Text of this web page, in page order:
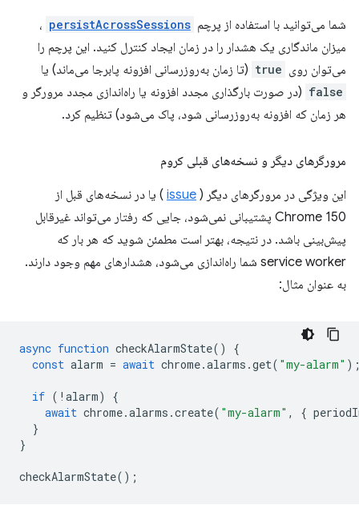
شما می‌توانید با استفاده از پرچم persistAcrossSessions ،
میزان ماندگاری یک هشدار را در زمان ایجاد کنترل کنید. این پرچم را
می‌توان روی true (تا زمان به‌روزرسانی افزونه پابرجا می‌ماند) یا
false (در صورت بارگذاری مجدد افزونه یا راه‌اندازی مجدد مرورگر و
هر زمان که افزونه به‌روزرسانی شود، پاک می‌شود) تنظیم کرد.
مرورگرهای دیگر و نسخه‌های قبلی کروم
این ویژگی در مرورگرهای دیگر ( issue ) یا در نسخه‌های قبل از
Chrome 150 پشتیبانی نمی‌شود، جایی که رفتار می‌تواند غیرقابل
پیش‌بینی باشد. در نتیجه، بهتر است مطمئن شوید که هر بار که
service worker شما راه‌اندازی می‌شود، هشدارهای مهم وجود دارند.
به عنوان مثال:
async function checkAlarmState()
{
const alarm = await chrome.alarms .get( "my-alarm"
if ( ! alarm)
{
await chrome.alarms .create( "my-alarm" , {
}
}
checkAlarmState();